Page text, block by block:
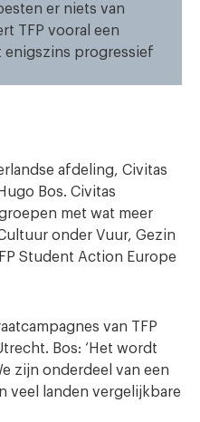
er niets van
TFP vooral een
enigszins progressief
afdeling, Civitas
Bos. Civitas
met wat meer
onder Vuur, Gezin
Student Action Europe
van TFP
Bos: ‘Het wordt
zijn onderdeel van een
veel landen vergelijkbare